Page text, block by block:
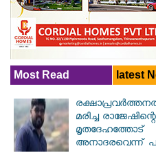
Most Read latest
മരിച്ച രാജേഷിന്റെ
മൃതദേഹത്തോട്
അനാദരവെന്ന്